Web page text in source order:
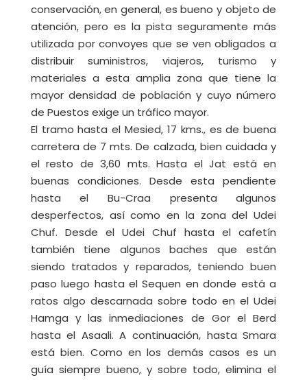
conservación, en general, es bueno y objeto de
atención, pero es la pista seguramente más
utilizada por convoyes que se ven obligados a
distribuir suministros, viajeros, turismo y
materiales a esta amplia zona que tiene la
mayor densidad de población y cuyo número
de Puestos exige un tráfico mayor.
El tramo hasta el Mesied, 17 kms., es de buena
carretera de 7 mts. De calzada, bien cuidada y
el resto de 3,60 mts. Hasta el Jat está en
buenas condiciones. Desde esta pendiente
hasta el Bu-Craa presenta algunos
desperfectos, así como en la zona del Udei
Chuf. Desde el Udei Chuf hasta el cafetín
también tiene algunos baches que están
siendo tratados y reparados, teniendo buen
paso luego hasta el Sequen en donde está a
ratos algo descarnada sobre todo en el Udei
Hamga y las inmediaciones de Gor el Berd
hasta el Asaali. A continuación, hasta Smara
está bien. Como en los demás casos es un
guía siempre bueno, y sobre todo, elimina el